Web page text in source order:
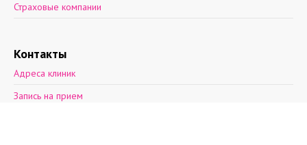
Страховые компании
Контакты
Адреса клиник
Запись на прием